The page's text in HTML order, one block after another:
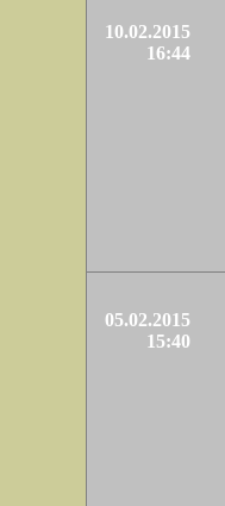
10.02.2015
16:44
05.02.2015
15:40